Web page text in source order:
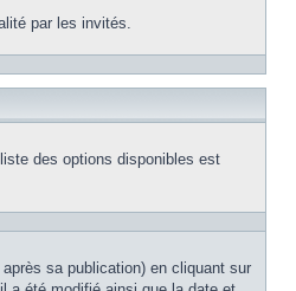
par les invités.
des options disponibles est
sa publication) en cliquant sur